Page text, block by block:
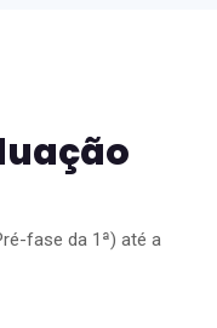
fase da 1ª) até a